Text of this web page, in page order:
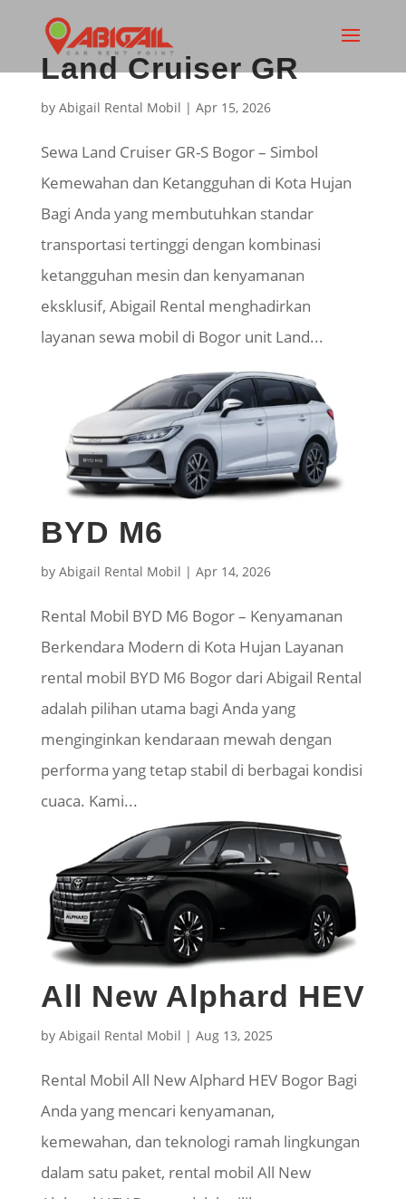
Land Cruiser GR
by Abigail Rental Mobil | Apr 15, 2026
Sewa Land Cruiser GR-S Bogor – Simbol
Kemewahan dan Ketangguhan di Kota Hujan
Bagi Anda yang membutuhkan standar
transportasi tertinggi dengan kombinasi
ketangguhan mesin dan kenyamanan
eksklusif, Abigail Rental menghadirkan
layanan sewa mobil di Bogor unit Land...
BYD M6
by Abigail Rental Mobil | Apr 14, 2026
Rental Mobil BYD M6 Bogor – Kenyamanan
Berkendara Modern di Kota Hujan Layanan
rental mobil BYD M6 Bogor dari Abigail Rental
adalah pilihan utama bagi Anda yang
menginginkan kendaraan mewah dengan
performa yang tetap stabil di berbagai kondisi
cuaca. Kami...
All New Alphard HEV
by Abigail Rental Mobil | Aug 13, 2025
Rental Mobil All New Alphard HEV Bogor Bagi
Anda yang mencari kenyamanan,
kemewahan, dan teknologi ramah lingkungan
dalam satu paket, rental mobil All New